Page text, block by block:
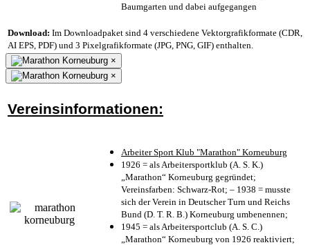
Baumgarten und dabei aufgegangen
Download: Im Downloadpaket sind 4 verschiedene Vektorgrafikformate (CDR,
AI EPS, PDF) und 3 Pixelgrafikformate (JPG, PNG, GIF) enthalten.
×
×
Vereinsinformationen:
Arbeiter Sport Klub "Marathon" Korneuburg
1926 = als Arbeitersportklub (A. S. K.)
„Marathon“ Korneuburg gegründet;
Vereinsfarben: Schwarz-Rot; – 1938 = musste
sich der Verein in Deutscher Turn und Reichs
Bund (D. T. R. B.) Korneuburg umbenennen;
1945 = als Arbeitersportclub (A. S. C.)
„Marathon“ Korneuburg von 1926 reaktiviert;